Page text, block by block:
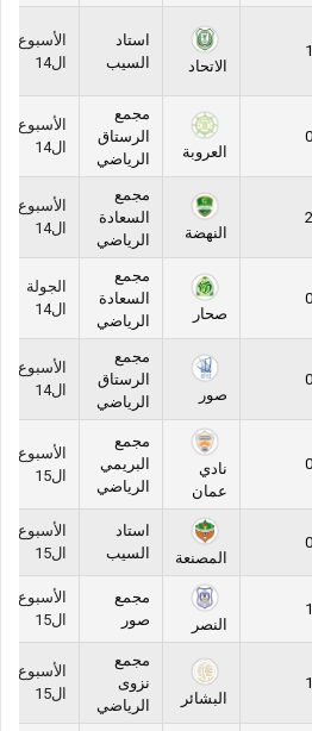
الاتحاد
استاد
السيب
الأسبوع
ال14
العروبة
مجمع
الرستاق
الرياضي
الأسبوع
ال14
النهضة
مجمع
السعادة
الرياضي
الأسبوع
ال14
صحار
مجمع
السعادة
الرياضي
الجولة
ال14
صور
مجمع
الرستاق
الرياضي
الأسبوع
ال14
نادي
عمان
مجمع
البريمي
الرياضي
الأسبوع
ال15
المصنعة
استاد
السيب
الأسبوع
ال15
النصر
مجمع
صور
الأسبوع
ال15
البشائر
مجمع
نزوى
الرياضي
الأسبوع
ال15